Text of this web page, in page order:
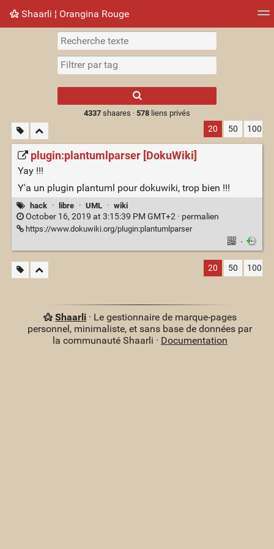
Shaarli ¦ Orangina Rouge
Nuage de tags Mur d'images
results.
4337shaares · 578liens privés
20 50 100
plugin:plantumlparser [DokuWiki]
Yay !!!
Y'a un plugin plantuml pour dokuwiki, trop bien !!!
hack · libre · UML · wiki
October 16, 2019 at 3:15:39 PM GMT+2 · permalien
https://www.dokuwiki.org/plugin:plantumlparser
·
20 50 100
Shaarli· Le gestionnaire de marque-pages
personnel, minimaliste, et sans base de données par
la communauté Shaarli · Documentation